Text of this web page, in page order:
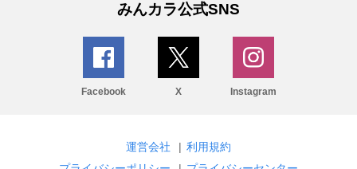
みんカラ公式SNS
Facebook X Instagram
運営会社 | 利用規約